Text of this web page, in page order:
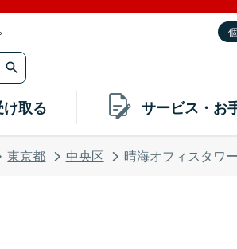
け取る サービス・お
東京都 中央区 晴海オフィスタワ